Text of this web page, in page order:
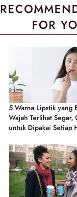
FOR
5 Warna Lipstik yang
Wajah Terlihat Segar,
untuk Dipakai Setiap